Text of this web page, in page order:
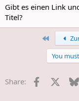
Gibt es einen Link
Titel?
You
Share: Facebook